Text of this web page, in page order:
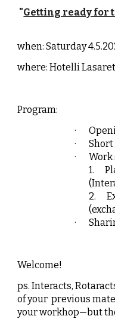
"Getting ready for
when: Saturday
where: Hotelli
Program:
·
·
·
Work
1.
2.
·
Welcome!
ps. Interacts,
of your previous
your workhop—but